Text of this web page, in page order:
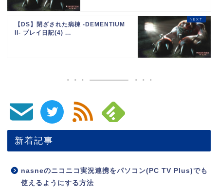
【DS】閉ざされた病棟 -DEMENTIUM
II- プレイ日記(4) ...
新着記事
nasneのニコニコ実況連携をパソコン(PC TV Plus)でも
使えるようにする方法